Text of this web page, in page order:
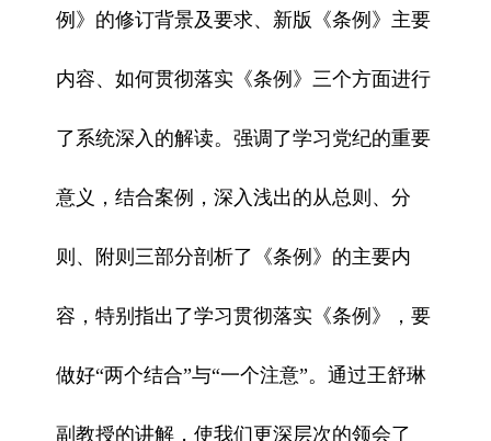
例》的修订背景及要求、新版《条例》主要
内容、如何贯彻落实《条例》三个方面进行
了系统深入的解读。强调了学习党纪的重要
意义，结合案例，深入浅出的从总则、分
则、附则三部分剖析了《条例》的主要内
容，特别指出了学习贯彻落实《条例》，要
做好“两个结合”与“一个注意”。通过王舒琳
副教授的讲解，使我们更深层次的领会了